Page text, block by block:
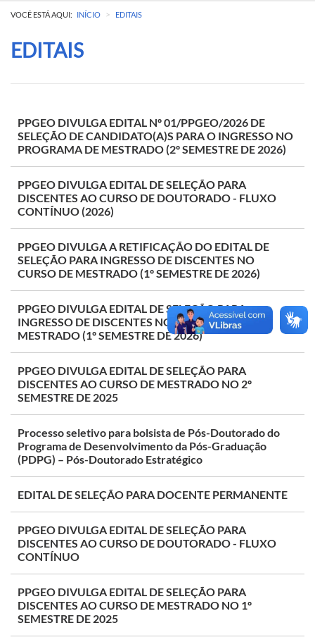
VOCÊ ESTÁ AQUI: INÍCIO > EDITAIS
EDITAIS
PPGEO DIVULGA EDITAL Nº 01/PPGEO/2026 DE
SELEÇÃO DE CANDIDATO(A)S PARA O INGRESSO NO
PROGRAMA DE MESTRADO (2º SEMESTRE DE 2026)
PPGEO DIVULGA EDITAL DE SELEÇÃO PARA
DISCENTES AO CURSO DE DOUTORADO - FLUXO
CONTÍNUO (2026)
PPGEO DIVULGA A RETIFICAÇÃO DO EDITAL DE
SELEÇÃO PARA INGRESSO DE DISCENTES NO
CURSO DE MESTRADO (1º SEMESTRE DE 2026)
PPGEO DIVULGA EDITAL DE SELEÇÃO PARA
INGRESSO DE DISCENTES NO CURSO DE
MESTRADO (1º SEMESTRE DE 2026)
PPGEO DIVULGA EDITAL DE SELEÇÃO PARA
DISCENTES AO CURSO DE MESTRADO NO 2º
SEMESTRE DE 2025
Processo seletivo para bolsista de Pós-Doutorado do
Programa de Desenvolvimento da Pós-Graduação
(PDPG) – Pós-Doutorado Estratégico
EDITAL DE SELEÇÃO PARA DOCENTE PERMANENTE
PPGEO DIVULGA EDITAL DE SELEÇÃO PARA
DISCENTES AO CURSO DE DOUTORADO - FLUXO
CONTÍNUO
PPGEO DIVULGA EDITAL DE SELEÇÃO PARA
DISCENTES AO CURSO DE MESTRADO NO 1º
SEMESTRE DE 2025